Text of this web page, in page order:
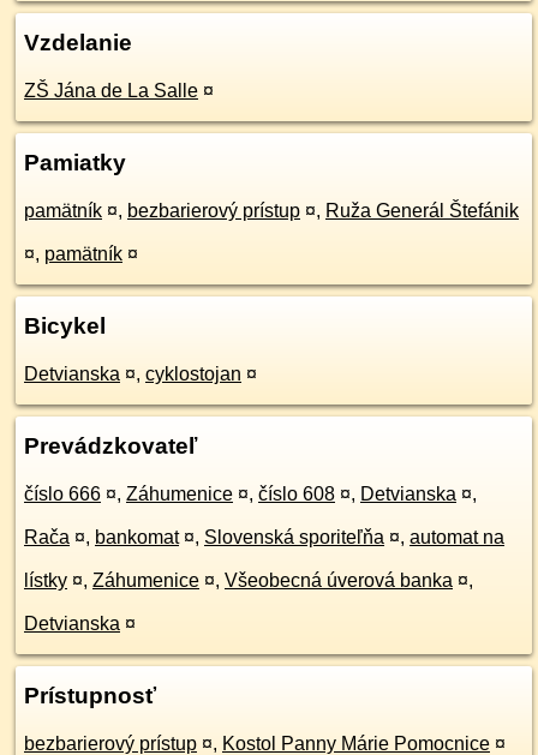
Vzdelanie
ZŠ Jána de La Salle ¤
Pamiatky
pamätník ¤, bezbarierový prístup ¤, Ruža Generál Štefánik
¤, pamätník ¤
Bicykel
Detvianska ¤, cyklostojan ¤
Prevádzkovateľ
číslo 666 ¤, Záhumenice ¤, číslo 608 ¤, Detvianska ¤,
Rača ¤, bankomat ¤, Slovenská sporiteľňa ¤, automat na
lístky ¤, Záhumenice ¤, Všeobecná úverová banka ¤,
Detvianska ¤
Prístupnosť
bezbarierový prístup ¤, Kostol Panny Márie Pomocnice ¤